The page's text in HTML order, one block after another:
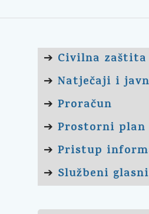
➔ Civilna zaštita
➔ Natječaji i
➔ Proračun
➔ Prostorni plan
➔ Pristup
➔ Službeni